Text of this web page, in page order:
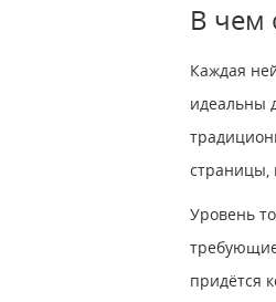
В чем
Каждая
идеальны
страницы,
Уровень
придётся